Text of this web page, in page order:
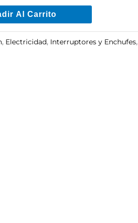
Al Carrito
, Electricidad, Interruptores y Enchufes,